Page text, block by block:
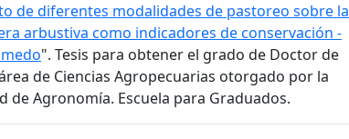
de diferentes modalidades de pastoreo sobre la
arbustiva como indicadores de conservación -
". Tesis para obtener el grado de Doctor de
de Ciencias Agropecuarias otorgado por la
de Agronomía. Escuela para Graduados.